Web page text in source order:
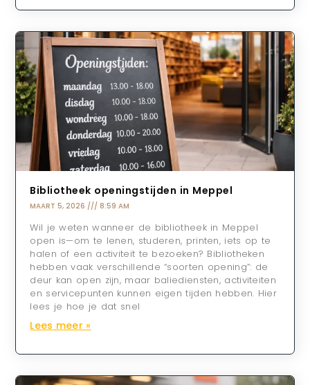
Bibliotheek openingstijden in Meppel
MAART 5, 2026 8:59 AM
Wil je weten wanneer de bibliotheek in Meppel
open is—om te lenen, studeren, printen, iets op te
halen of een activiteit te bezoeken? Bibliotheken
hebben vaak verschillende “soorten opening”: de
deur kan open zijn, maar baliediensten, activiteiten
en servicepunten kunnen eigen tijden hebben. Hier
lees je hoe je dat snel
Lees meer »